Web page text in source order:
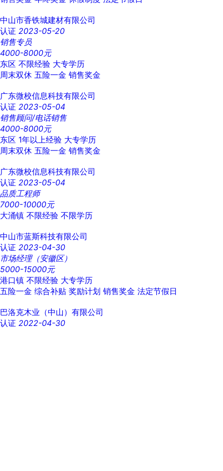
中山市香铁城建材有限公司
认证 2023-05-20
销售专员
4000-8000元
东区 不限经验 大专学历
周末双休 五险一金 销售奖金
广东微校信息科技有限公司
认证 2023-05-04
销售顾问/电话销售
4000-8000元
东区 1年以上经验 大专学历
周末双休 五险一金 销售奖金
广东微校信息科技有限公司
认证 2023-05-04
品质工程师
7000-10000元
大涌镇 不限经验 不限学历
中山市蓝斯科技有限公司
认证 2023-04-30
市场经理（安徽区）
5000-15000元
港口镇 不限经验 大专学历
五险一金 综合补贴 奖励计划 销售奖金 法定节假日
巴洛克木业（中山）有限公司
认证 2022-04-30